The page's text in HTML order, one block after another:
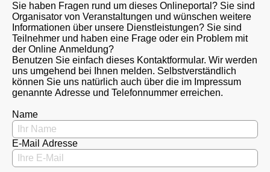
Sie haben Fragen rund um dieses Onlineportal? Sie sind
Organisator von Veranstaltungen und wünschen weitere
Informationen über unsere Dienstleistungen? Sie sind
Teilnehmer und haben eine Frage oder ein Problem mit
der Online Anmeldung?
Benutzen Sie einfach dieses Kontaktformular. Wir werden
uns umgehend bei Ihnen melden. Selbstverständlich
können Sie uns natürlich auch über die im Impressum
genannte Adresse und Telefonnummer erreichen.
Name
E-Mail Adresse